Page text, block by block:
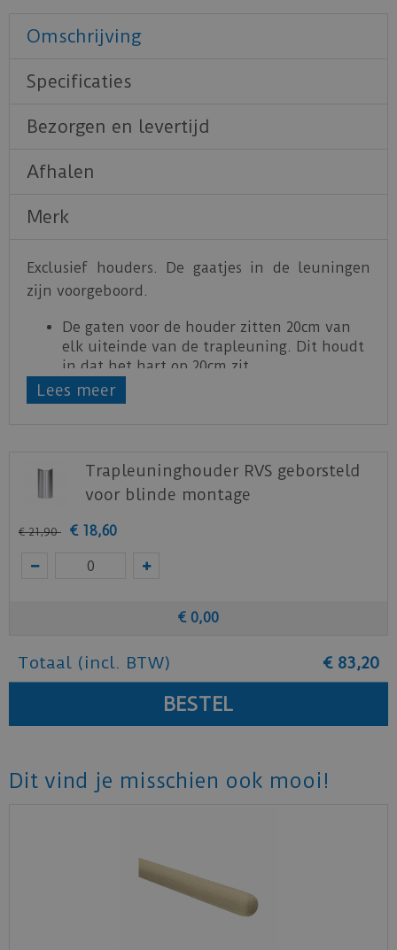
Omschrijving
Specificaties
Bezorgen en levertijd
Afhalen
Merk
Exclusief houders. De gaatjes in de leuningen
zijn voorgeboord.
De gaten voor de houder zitten 20cm van
elk uiteinde van de trapleuning. Dit houdt
in dat het hart op 20cm zit.
Bij leuningen met meer dan 2 houders
worden de overige gaten evenredig
de houders geschroefd in de trapleuning,
zo ben je zeker van de juiste hoek en
Lees meer
Trapleuninghouder RVS geborsteld
voor blinde montage
€ 21,90 € 18,60
€ 0,00
Totaal (incl. BTW) € 83,20
Dit vind je misschien ook mooi!